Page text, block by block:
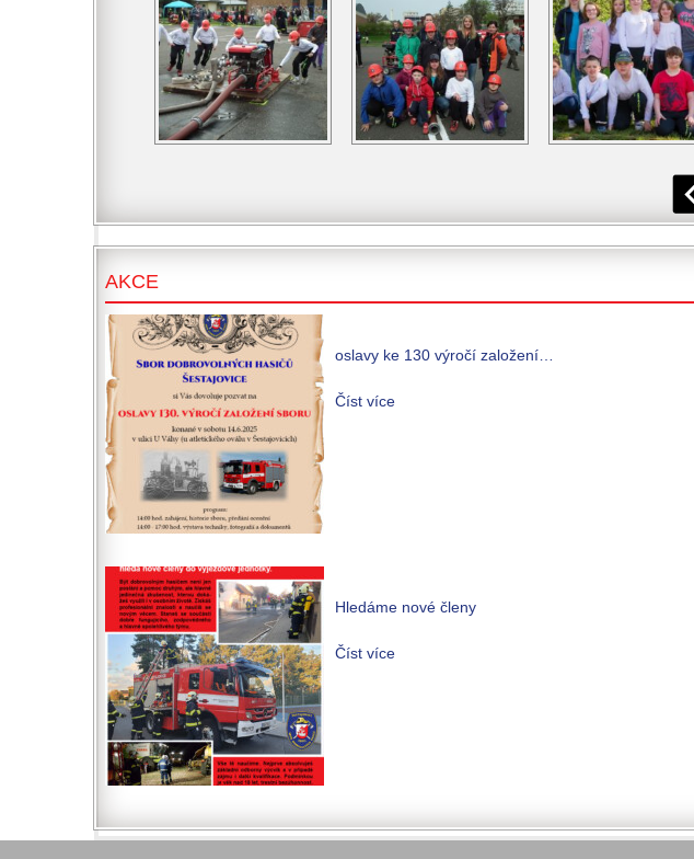
AKCE
oslavy ke 130 výročí založení…
Číst více
Hledáme nové členy
Číst více